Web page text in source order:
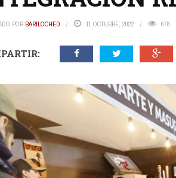
POR BARILOCHED 11 OCTUBRE, 2022 678